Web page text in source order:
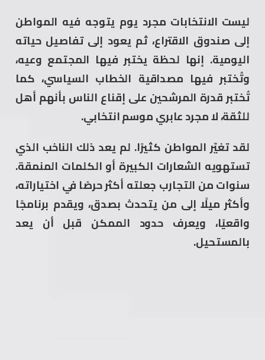
ليست الانتخابات مجرد يوم يتوجه فيه المواطن
إلى صندوق الاقتراع، ثم يعود إلى تفاصيل حياته
اليومية. إنها لحظة يختبر فيها المجتمع وعيه،
وتُختبر فيها مصداقية الخطاب السياسي، كما
تُختبر قدرة المرشحين على إقناع الناس بأنهم أهل
للثقة، لا مجرد عابري موسم انتخابي.
لقد تغيّر المواطن كثيرًا. لم يعد ذلك الناخب الذي
تستهويه الشعارات الكبيرة أو الكلمات المنمقة.
سنوات من التجارب جعلته أكثر حرصًا في اختياراته،
وأكثر ميلًا إلى من يتحدث بصدق، ويقدم برنامجًا
واقعيًا، ويعرف حدود الممكن قبل أن يعد
بالمستحيل.